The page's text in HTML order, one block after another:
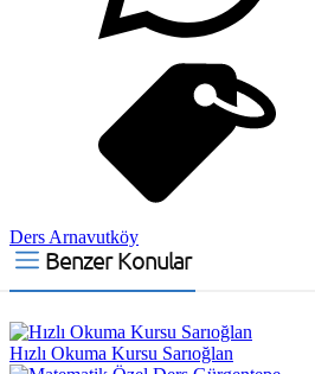
Ders Arnavutköy
Benzer Konular
Hızlı Okuma Kursu Sarıoğlan